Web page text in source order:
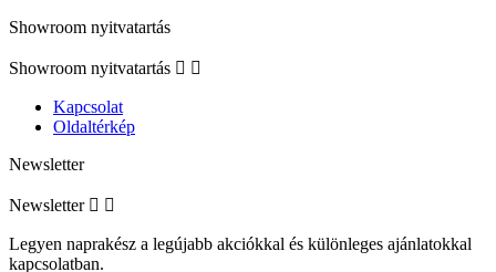
Showroom nyitvatartás
Showroom nyitvatartás  
Kapcsolat
Oldaltérkép
Newsletter
Newsletter  
Legyen naprakész a legújabb akciókkal és különleges ajánlatokkal
kapcsolatban.